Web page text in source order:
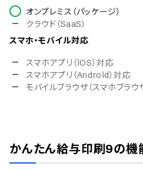
オンプレミス（パッケージ）
クラウド（SaaS）
スマホ・モバイル対応
スマホアプリ（iOS）対応
スマホアプリ（Android）対応
モバイルブラウザ（スマホブラウ
冗長化
通信の暗号化
かんたん給与印刷9の機